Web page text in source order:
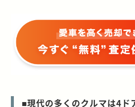
■現代の多くのクルマは4ド